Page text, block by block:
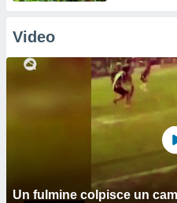
Video
Un fulmine colpisce un